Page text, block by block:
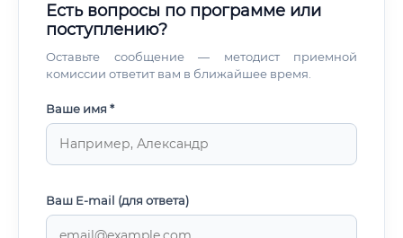
Есть вопросы по программе или
поступлению?
Оставьте сообщение — методист приемной
комиссии ответит вам в ближайшее время.
Ваше имя *
Ваш E-mail (для ответа)